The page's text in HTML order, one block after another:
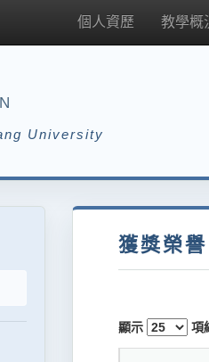
個人資歷 教學概
University
獲獎榮譽
顯示 項